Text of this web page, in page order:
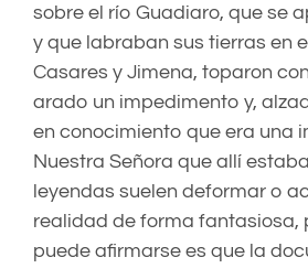
sobre el río Guadiaro, que se
y que labraban sus tierras en
Casares y Jimena, toparon
arado un impedimento y,
en conocimiento que era una
Nuestra Señora que allí
leyendas suelen deformar o
realidad de forma fantasiosa,
puede afirmarse es que la